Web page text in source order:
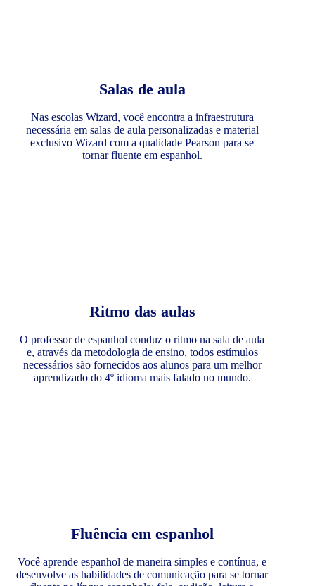
Salas de aula
Nas escolas Wizard, você encontra a infraestrutura
necessária em salas de aula personalizadas e material
exclusivo Wizard com a qualidade Pearson para se
tornar fluente em espanhol.
Ritmo das aulas
O professor de espanhol conduz o ritmo na sala de aula
e, através da metodologia de ensino, todos estímulos
necessários são fornecidos aos alunos para um melhor
aprendizado do 4º idioma mais falado no mundo.
Fluência em espanhol
Você aprende espanhol de maneira simples e contínua, e
desenvolve as habilidades de comunicação para se tornar